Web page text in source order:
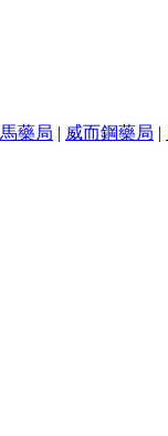
藥局 | 威而鋼藥局 |